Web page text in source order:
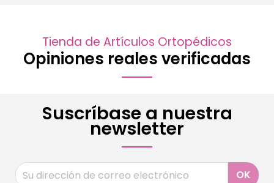
Tienda de Artículos Ortopédicos
Opiniones reales verificadas
Suscríbase a nuestra
newsletter